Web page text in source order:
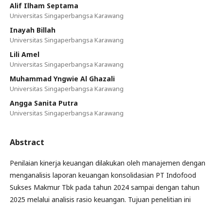
Alif Ilham Septama
Universitas Singaperbangsa Karawang
Inayah Billah
Universitas Singaperbangsa Karawang
Lili Amel
Universitas Singaperbangsa Karawang
Muhammad Yngwie Al Ghazali
Universitas Singaperbangsa Karawang
Angga Sanita Putra
Universitas Singaperbangsa Karawang
Abstract
Penilaian kinerja keuangan dilakukan oleh manajemen dengan
menganalisis laporan keuangan konsolidasian PT Indofood
Sukses Makmur Tbk pada tahun 2024 sampai dengan tahun
2025 melalui analisis rasio keuangan. Tujuan penelitian ini